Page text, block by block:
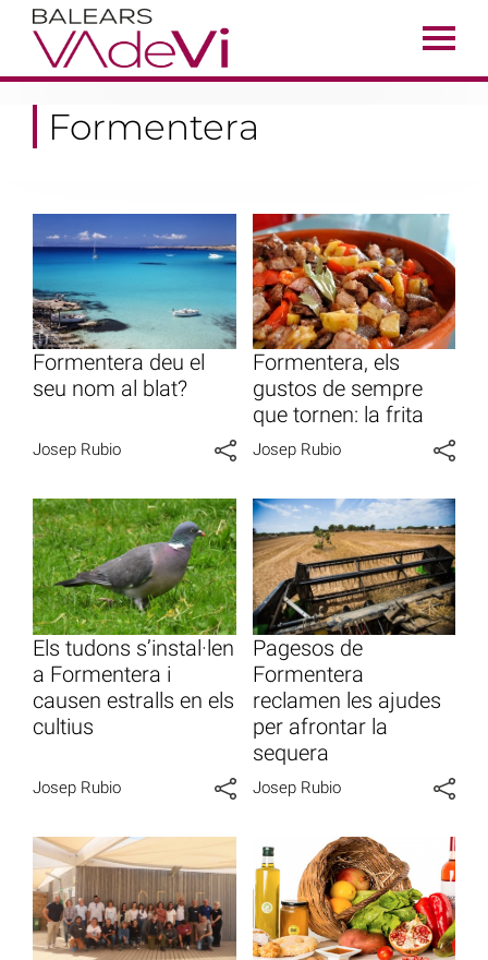
Formentera
Formentera deu el
seu nom al blat?
Josep Rubio
Formentera, els
gustos de sempre
que tornen: la frita
Josep Rubio
Els tudons s’instal·len
a Formentera i
causen estralls en els
cultius
Josep Rubio
Pagesos de
Formentera
reclamen les ajudes
per afrontar la
sequera
Josep Rubio